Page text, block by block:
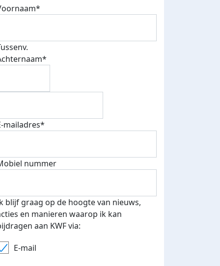
mailadres*
nummer
blijf graag op de hoogte van nieuws,
en manieren waarop ik kan
aan KWF via:
E-mail